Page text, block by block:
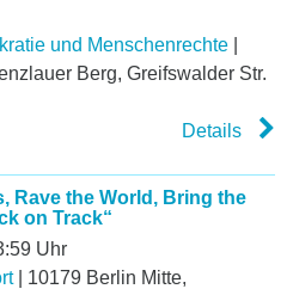
und Menschenrechte|
Berg, Greifswalder Str.
Details
Rave the World, Bring the
on Track“
Uhr
| 10179 Berlin Mitte,